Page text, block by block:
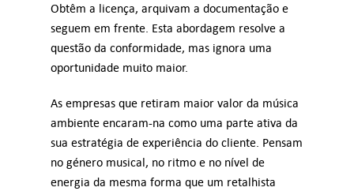
Obtêm a licença, arquivam a documentação e
seguem em frente. Esta abordagem resolve a
questão da conformidade, mas ignora uma
oportunidade muito maior.
As empresas que retiram maior valor da música
ambiente encaram-na como uma parte ativa da
sua estratégia de experiência do cliente. Pensam
no género musical, no ritmo e no nível de
energia da mesma forma que um retalhista